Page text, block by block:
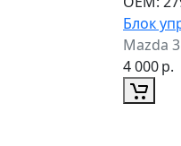
Блок
Mazda
4 000р.